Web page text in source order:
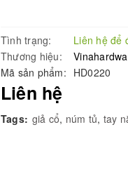
Tình trạng:
Liên hệ để
Thương hiệu:
Mã sản phẩm: HD0220
Liên hệ
Tags: giả cổ, núm tủ, tay